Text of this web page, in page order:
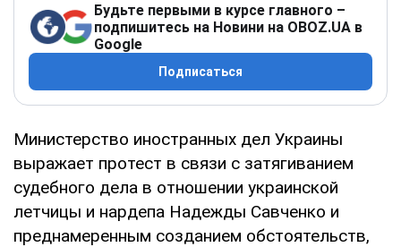
Будьте первыми в курсе главного –
подпишитесь на Новини на OBOZ.UA в
Google
Подписаться
Министерство иностранных дел Украины
выражает протест в связи с затягиванием
судебного дела в отношении украинской
летчицы и нардепа Надежды Савченко и
преднамеренным созданием обстоятельств,